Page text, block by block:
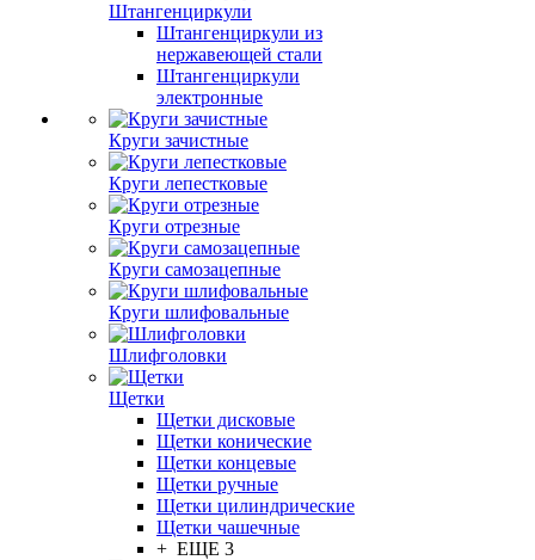
Штангенциркули
Штангенциркули из
нержавеющей стали
Штангенциркули
электронные
Круги зачистные
Круги лепестковые
Круги отрезные
Круги самозацепные
Круги шлифовальные
Шлифголовки
Щетки
Щетки дисковые
Щетки конические
Щетки концевые
Щетки ручные
Щетки цилиндрические
Щетки чашечные
+ ЕЩЕ 3